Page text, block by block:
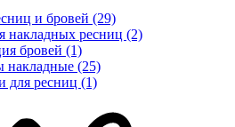
и бровей (29)
накладных ресниц (2)
бровей (1)
накладные (25)
для ресниц (1)